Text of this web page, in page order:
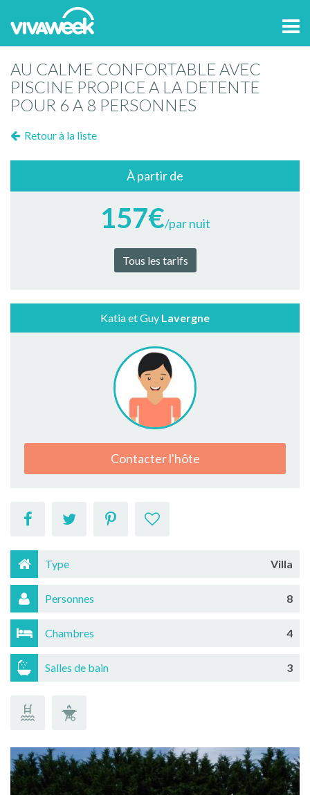
AU CALME CONFORTABLE AVEC
PISCINE PROPICE A LA DETENTE
POUR 6 A 8 PERSONNES
Retour à la liste
À partir de
157€/par nuit
Tous les tarifs
Katia et Guy Lavergne
Contacter l'hôte
Type Villa
Personnes 8
Chambres 4
Salles de bain 3